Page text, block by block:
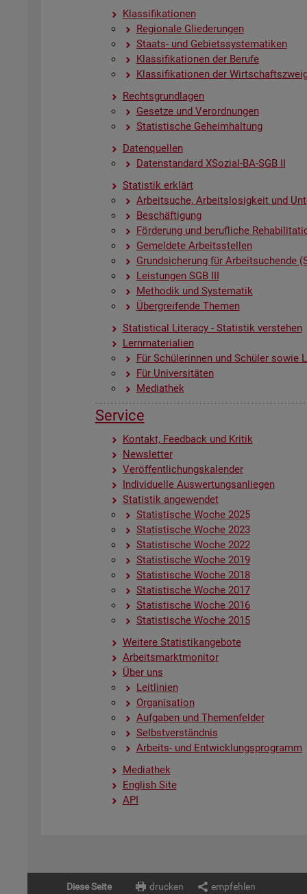
Klas­si­fi­ka­tio­nen
Re­gio­na­le Glie­de­run­gen
Staats- und Ge­biets­sys­te­ma­ti­ken
Klas­si­fi­ka­tio­nen der Be­ru­fe
Klas­si­fi­ka­tio­nen der
Rechts­grund­la­gen
Ge­set­ze und Ver­ord­nun­gen
Sta­tis­ti­sche Ge­heim­hal­tung
Da­ten­quel­len
Da­ten­stan­dard XSo­zi­al-BA-SGB II
Sta­tis­tik er­klärt
Ar­beit­su­che, Ar­beits­lo­sig­keit und
Be­schäf­ti­gung
För­de­rung und be­ruf­li­che
Ge­mel­de­te Ar­beits­stel­len
Grund­si­che­rung für Ar­beit­su­chen­de
Leis­tun­gen SGB III
Me­tho­dik und Sys­te­ma­tik
Über­grei­fen­de The­men
Sta­ti­s­ti­cal Li­te­r­acy - Sta­tis­tik ver­ste­hen
Lern­ma­te­ria­li­en
Für Schü­le­rin­nen und Schü­ler sowie
Für Uni­ver­si­tä­ten
Me­dia­thek
Ser­vice
Kon­takt, Feed­back und Kri­tik
News­let­ter
Ver­öf­fent­li­chungs­ka­len­der
In­di­vi­du­el­le Aus­wer­tungs­an­lie­gen
Sta­tis­tik an­ge­wen­det
Sta­tis­ti­sche Woche 2025
Sta­tis­ti­sche Woche 2023
Sta­tis­ti­sche Woche 2022
Sta­tis­ti­sche Woche 2019
Sta­tis­ti­sche Woche 2018
Sta­tis­ti­sche Woche 2017
Sta­tis­ti­sche Woche 2016
Sta­tis­ti­sche Woche 2015
Wei­te­re Sta­tis­tik­an­ge­bo­te
Ar­beits­markt­mo­ni­tor
Über uns
Leit­li­ni­en
Or­ga­ni­sa­ti­on
Auf­ga­ben und The­men­fel­der
Selbst­ver­ständ­nis
Ar­beits- und Ent­wick­lungs­pro­gramm
Me­dia­thek
English Site
API
Diese Seite drucken empfehlen